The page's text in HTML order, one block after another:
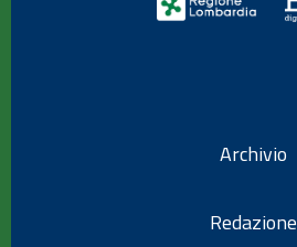
Archivio
Redazione